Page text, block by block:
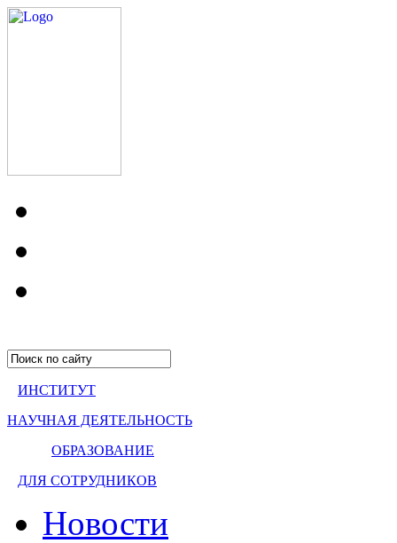
ИНСТИТУТ
НАУЧНАЯ ДЕЯТЕЛЬНОСТЬ
ОБРАЗОВАНИЕ
ДЛЯ СОТРУДНИКОВ
Новости